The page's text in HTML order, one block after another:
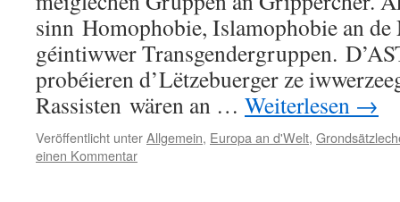
sinn Homophobie, Islamophobie an de
géintiwwer Transgendergruppen.
probéieren d’Lëtzebuerger ze
Rassisten wären an … Weiterlesen →
Veröffentlicht unterAllgemein, Europa an d'Welt,
einen Kommentar